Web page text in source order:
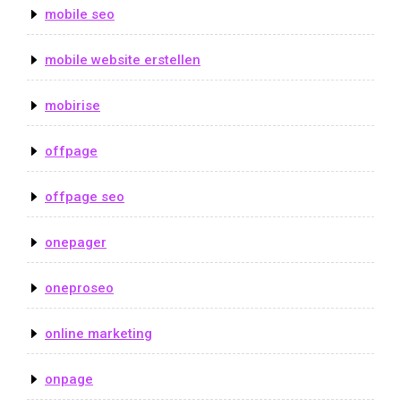
mobile seo
mobile website erstellen
mobirise
offpage
offpage seo
onepager
oneproseo
online marketing
onpage